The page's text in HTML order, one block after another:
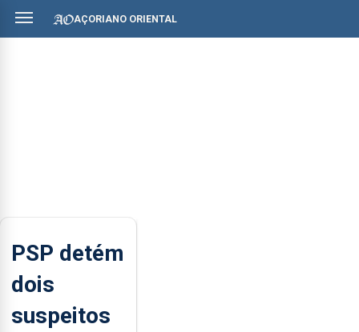
AÇORIANO ORIENTAL
PSP detém
dois
suspeitos